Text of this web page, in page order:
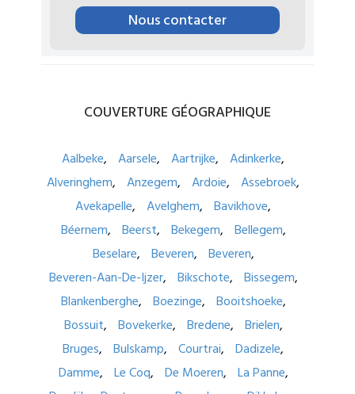
Nous contacter
COUVERTURE GÉOGRAPHIQUE
Aalbeke Aarsele Aartrijke
Adinkerke
Alveringhem
Anzegem Ardoie
Assebroek
Avekapelle
Avelghem
Bavikhove
Béernem
Beerst Bekegem
Bellegem
Beselare
Beveren
Beveren
Beveren-Aan-De-Ijzer
Bikschote
Bissegem
Blankenberghe
Boezinge
Booitshoeke
Bossuit
Bovekerke Bredene
Brielen
Bruges
Bulskamp Courtrai
Dadizele
Damme
Le Coq De Moeren
La Panne